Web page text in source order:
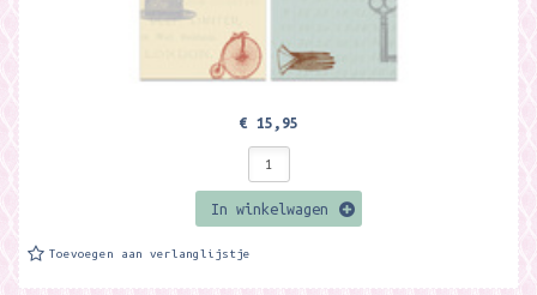
€ 15,95
In winkelwagen
Toevoegen aan verlanglijstje